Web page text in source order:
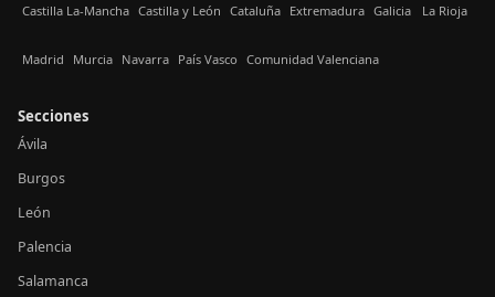
Castilla La-Mancha Castilla y León Cataluña Extremadura Galicia La Rioja
Madrid Murcia Navarra País Vasco Comunidad Valenciana
Secciones
Ávila
Burgos
León
Palencia
Salamanca